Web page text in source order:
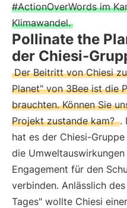
#ActionOverWords im
Klimawandel.
Pollinate the
der Chiesi-
Der Beitritt von Chiesi
Planet" von 3Bee ist die
brauchten. Können Sie
Projekt zustande kam? .
hat es der Chiesi-
die
Engagement für den
verbinden. Anlässlich
Tages" wollte Chiesi